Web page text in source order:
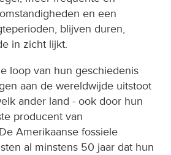
en een
blijven duren,
in zicht lijkt.
loop van hun geschiedenis
aan de wereldwijde uitstoot
ander land - ook door hun
producent van
Amerikaanse fossiele
al minstens 50 jaar dat hun